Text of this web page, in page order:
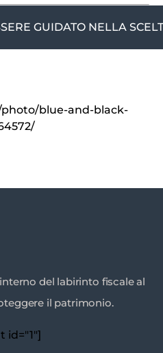
GUIDATO NELLA
blue-and-black-
del labirinto fiscale al
il patrimonio.
id="1"]